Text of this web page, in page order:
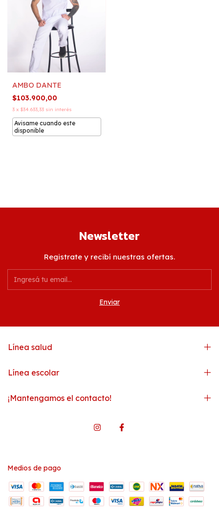
AMBO DANTE
$103.900,00
3 x $34.633,33 sin interés
Avisame cuando este
disponible
Newsletter
Registrate y recibí nuestras ofertas.
Línea salud
Línea escolar
¡Mantengamos el contacto!
Medios de pago